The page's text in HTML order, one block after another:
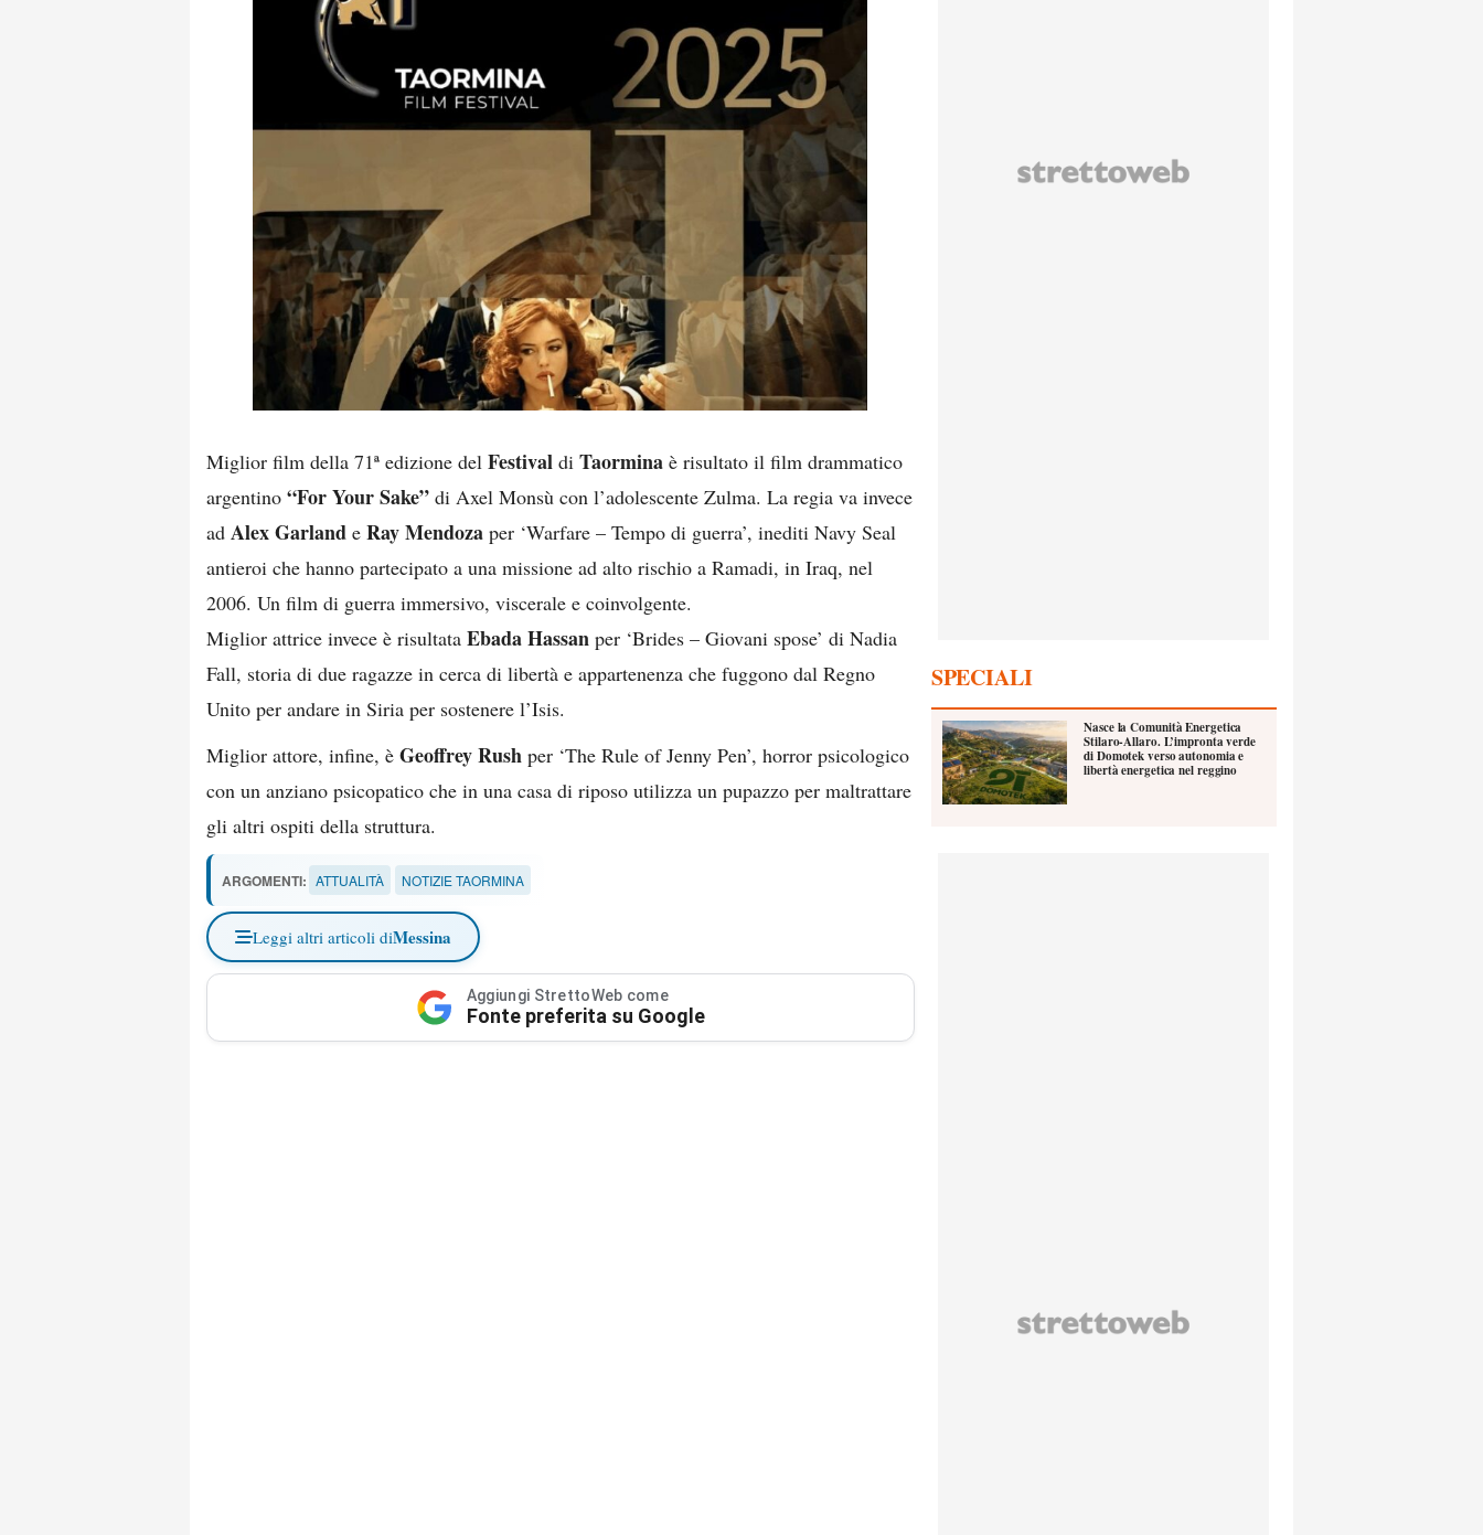
Miglior film della 71ª edizione del Festival di Taormina è risultato il film drammatico
argentino “For Your Sake” di Axel Monsù con l’adolescente Zulma. La regia va invece
ad Alex Garland e Ray Mendoza per ‘Warfare – Tempo di guerra’, inediti Navy Seal
antieroi che hanno partecipato a una missione ad alto rischio a Ramadi, in Iraq, nel
2006. Un film di guerra immersivo, viscerale e coinvolgente.
Miglior attrice invece è risultata Ebada Hassan per ‘Brides – Giovani spose’ di Nadia
Fall, storia di due ragazze in cerca di libertà e appartenenza che fuggono dal Regno
Unito per andare in Siria per sostenere l’Isis.
Miglior attore, infine, è Geoffrey Rush per ‘The Rule of Jenny Pen’, horror psicologico
con un anziano psicopatico che in una casa di riposo utilizza un pupazzo per maltrattare
gli altri ospiti della struttura.
ARGOMENTI: ATTUALITÀ NOTIZIE TAORMINA
Leggi altri articoli diMessina
Aggiungi StrettoWeb come
Fonte preferita su Google
SPECIALI
Nasce la Comunità Energetica
Stilaro-Allaro. L’impronta verde
di Domotek verso autonomia e
libertà energetica nel reggino